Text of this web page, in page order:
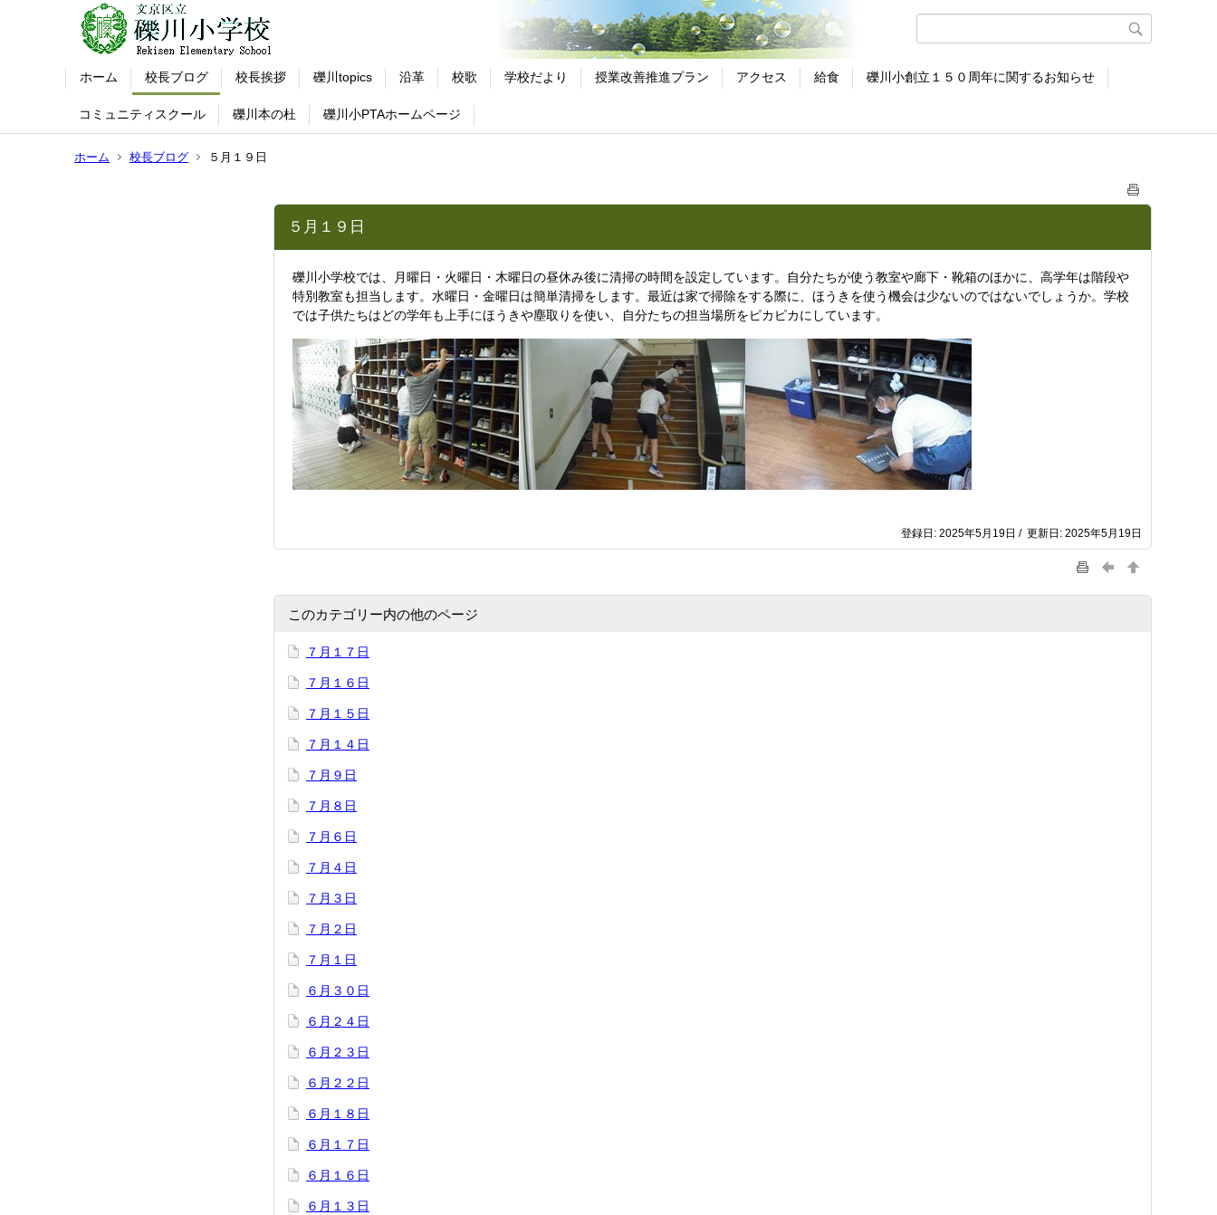
ホーム 校長ブログ 校長挨拶 礫川topics 沿革 校歌 学校だより 授業改善推進プラン アクセス 給食 礫川小創立１５０周年に関するお知らせ
コミュニティスクール 礫川本の杜 礫川小PTAホームページ
ホーム 校長ブログ ５月１９日
５月１９日
礫川小学校では、月曜日・火曜日・木曜日の昼休み後に清掃の時間を設定しています。自分たちが使う教室や廊下・靴箱のほかに、高学年は階段や
特別教室も担当します。水曜日・金曜日は簡単清掃をします。最近は家で掃除をする際に、ほうきを使う機会は少ないのではないでしょうか。学校
では子供たちはどの学年も上手にほうきや塵取りを使い、自分たちの担当場所をピカピカにしています。
登録日: 2025年5月19日 / 更新日: 2025年5月19日
このカテゴリー内の他のページ
７月１７日
７月１６日
７月１５日
７月１４日
７月９日
７月８日
７月６日
７月４日
７月３日
７月２日
７月１日
６月３０日
６月２４日
６月２３日
６月２２日
６月１８日
６月１７日
６月１６日
６月１３日